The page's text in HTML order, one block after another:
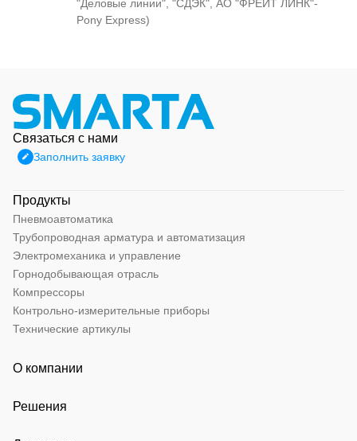
"Деловые линии", "СДЭК", АО "ФРЕЙТ ЛИНК"-
Pony Express)
Связаться с нами
Заполнить заявку
Продукты
Пневмоавтоматика
Трубопроводная арматура и автоматизация
Электромеханика и управление
Горнодобывающая отрасль
Компрессоры
Контрольно-измерительные приборы
Технические артикулы
О компании
Решения